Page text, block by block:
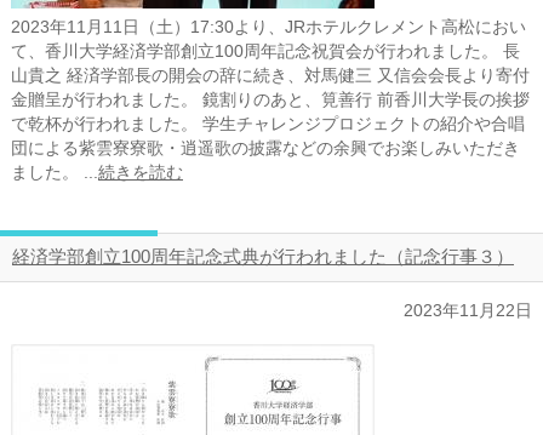
2023年11月11日（土）17:30より、JRホテルクレメント高松におい
て、香川大学経済学部創立100周年記念祝賀会が行われました。 長
山貴之 経済学部長の開会の辞に続き、対馬健三 又信会会長より寄付
金贈呈が行われました。 鏡割りのあと、筧善行 前香川大学長の挨拶
で乾杯が行われました。 学生チャレンジプロジェクトの紹介や合唱
団による紫雲寮寮歌・逍遥歌の披露などの余興でお楽しみいただき
ました。 ... 続きを読む
経済学部創立100周年記念式典が行われました（記念行事３）
2023年11月22日